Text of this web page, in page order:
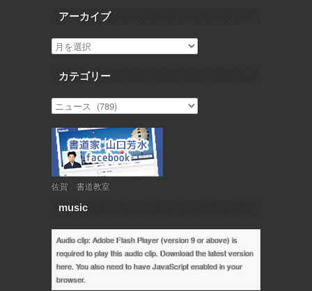
アーカイブ
カテゴリー
佐賀 書道教室
music
Audio clip: Adobe Flash Player (version 9 or above) is
required to play this audio clip. Download the latest version
here. You also need to have JavaScript enabled in your
browser.